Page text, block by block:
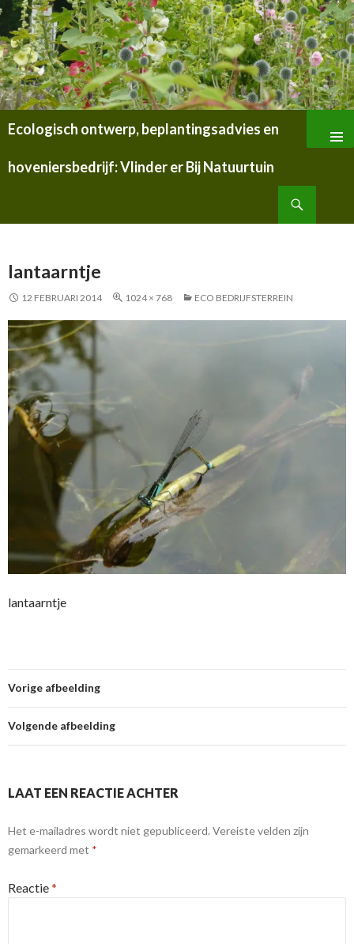
Ecologisch ontwerp, beplantingsadvies en
hoveniersbedrijf: Vlinder er Bij Natuurtuin
NAAR
INHOUD
lantaarntje
12 FEBRUARI 2014 1024 × 768 ECO BEDRIJFSTERREIN
lantaarntje
Vorige afbeelding
Volgende afbeelding
LAAT EEN REACTIE ACHTER
Het e-mailadres wordt niet gepubliceerd. Vereiste velden zijn
gemarkeerd met *
Reactie*